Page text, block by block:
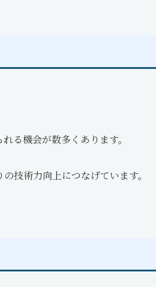
る機会が数多くあります。
技術力向上につなげています。